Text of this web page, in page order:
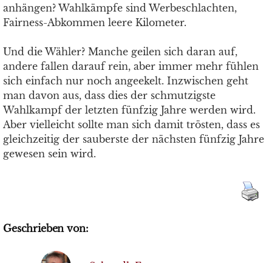
anhängen? Wahlkämpfe sind Werbeschlachten,
Fairness-Abkommen leere Kilometer.
Und die Wähler? Manche geilen sich daran auf,
andere fallen darauf rein, aber immer mehr fühlen
sich einfach nur noch angeekelt. Inzwischen geht
man davon aus, dass dies der schmutzigste
Wahlkampf der letzten fünfzig Jahre werden wird.
Aber vielleicht sollte man sich damit trösten, dass es
gleichzeitig der sauberste der nächsten fünfzig Jahre
gewesen sein wird.
Geschrieben von: